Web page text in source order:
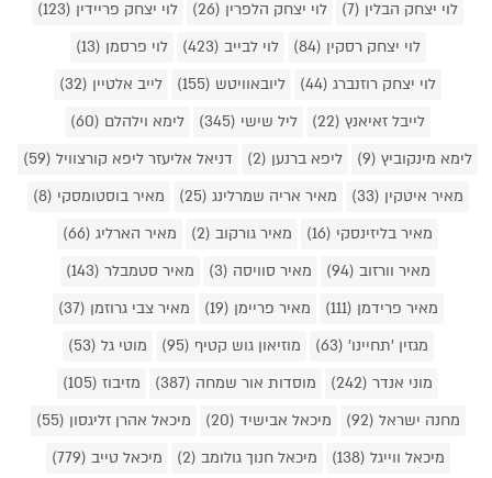
לוי יצחק הבלין (7)
לוי יצחק הלפרין (26)
לוי יצחק פריידין (123)
לוי יצחק רסקין (84)
לוי לבייב (423)
לוי פרסמן (13)
לוי יצחק רוזנברג (44)
ליובאוויטש (155)
לייב אלטיין (32)
לייבל זאיאנץ (22)
ליל שישי (345)
לימא וילהלם (60)
לימא מינקוביץ (9)
ליפא ברנען (2)
דניאל אליעזר ליפא קורצוויל (59)
מאיר איטקין (33)
מאיר אריה שמרלינג (25)
מאיר בוסטומסקי (8)
מאיר בליזינסקי (16)
מאיר גורקוב (2)
מאיר הארליג (66)
מאיר וורזוב (94)
מאיר סוויסה (3)
מאיר סטמבלר (143)
מאיר פרידמן (111)
מאיר פריימן (19)
מאיר צבי גרוזמן (37)
מגזין 'תחיינו' (63)
מוזיאון גוש קטיף (95)
מוטי גל (53)
מוני אנדר (242)
מוסדות אור שמחה (387)
מזיבוז (105)
מחנה ישראל (92)
מיכאל אבישיד (20)
מיכאל אהרן זליגסון (55)
מיכאל ווייגל (138)
מיכאל חנוך גולומב (2)
מיכאל טייב (779)